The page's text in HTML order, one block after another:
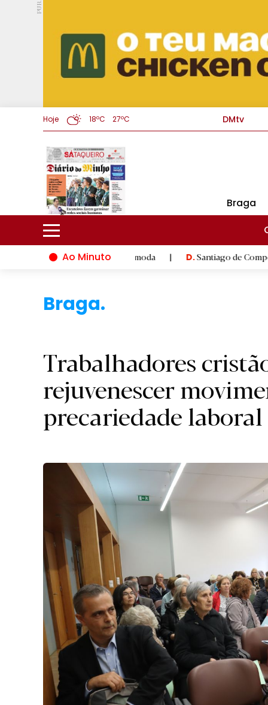
PUB.
Hoje 18ºC 27ºC DMtv
Braga
Ao Minuto
do mundo da moda | D.Santiago de Compostela
Braga.
Trabalhadores
rejuvenescer
precariedade laboral